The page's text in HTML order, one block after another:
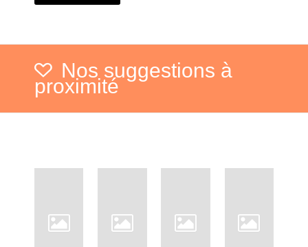
Nos suggestions à
proximité